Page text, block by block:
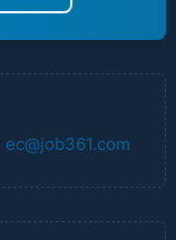
ec@job361.com